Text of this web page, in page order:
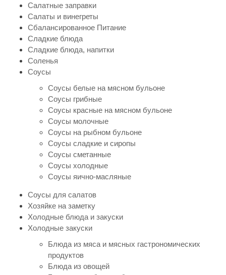
Салатные заправки
Салаты и винегреты
Сбалансированное Питание
Сладкие блюда
Сладкие блюда, напитки
Соленья
Соусы
Соусы белые на мясном бульоне
Соусы грибные
Соусы красные на мясном бульоне
Соусы молочные
Соусы на рыбном бульоне
Соусы сладкие и сиропы
Соусы сметанные
Соусы холодные
Соусы яично-масляные
Соусы для салатов
Хозяйке на заметку
Холодные блюда и закуски
Холодные закуски
Блюда из мяса и мясных гастрономических
продуктов
Блюда из овощей